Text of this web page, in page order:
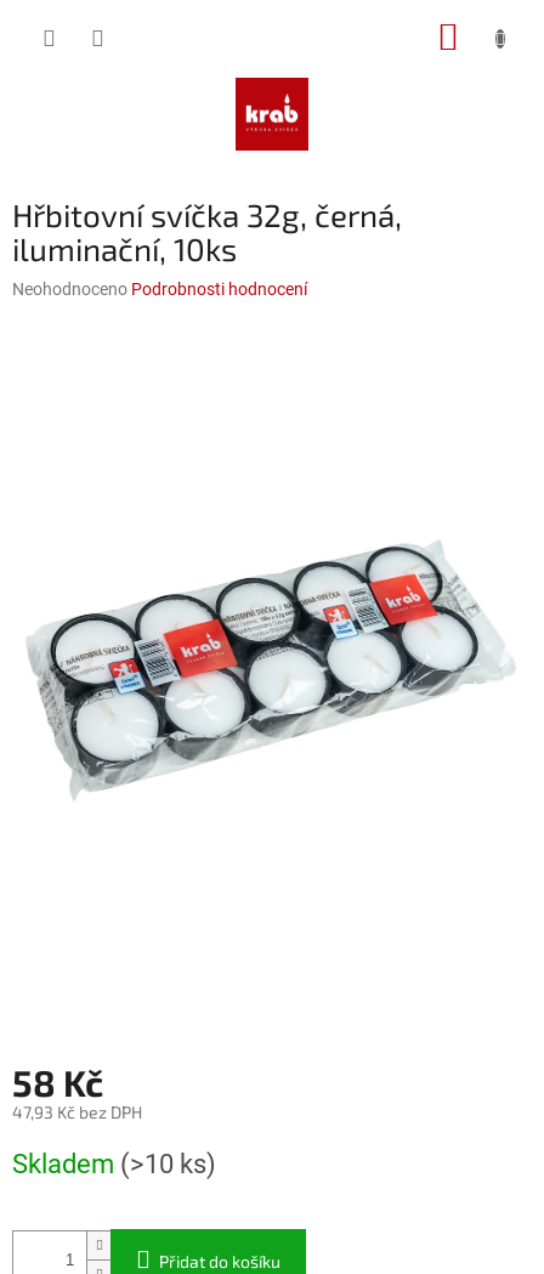
Hřbitovní svíčka 32g, černá,
iluminační, 10ks
Průměrné
Neohodnoceno Podrobnosti hodnocení
58 Kč
47,93 Kč bez DPH
cena:
Skladem (>10 ks)
Přidat do košíku